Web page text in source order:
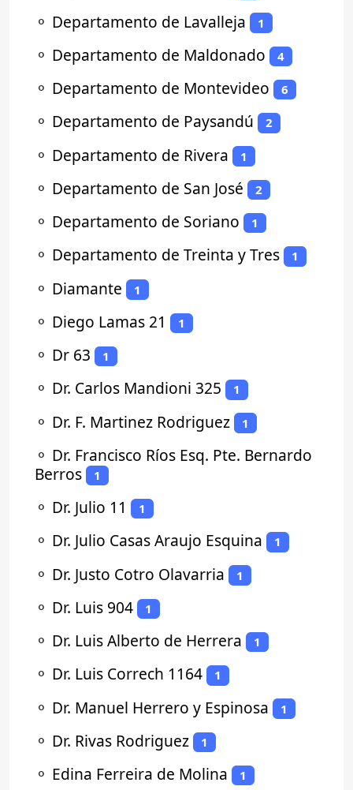
⚬ Departamento de Lavalleja 1
⚬ Departamento de Maldonado 4
⚬ Departamento de Montevideo 6
⚬ Departamento de Paysandú 2
⚬ Departamento de Rivera 1
⚬ Departamento de San José 2
⚬ Departamento de Soriano 1
⚬ Departamento de Treinta y Tres 1
⚬ Diamante 1
⚬ Diego Lamas 21 1
⚬ Dr 63 1
⚬ Dr. Carlos Mandioni 325 1
⚬ Dr. F. Martinez Rodriguez 1
⚬ Dr. Francisco Ríos Esq. Pte. Bernardo
Berros
1
⚬ Dr. Julio 11 1
⚬ Dr. Julio Casas Araujo Esquina 1
⚬ Dr. Justo Cotro Olavarria 1
⚬ Dr. Luis 904 1
⚬ Dr. Luis Alberto de Herrera 1
⚬ Dr. Luis Correch 1164 1
⚬ Dr. Manuel Herrero y Espinosa 1
⚬ Dr. Rivas Rodriguez 1
⚬ Edina Ferreira de Molina 1